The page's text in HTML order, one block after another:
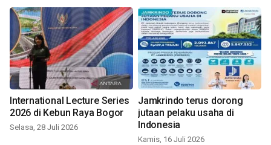
International Lecture Series
2026 di Kebun Raya Bogor
Selasa, 28 Juli 2026
Jamkrindo terus dorong
jutaan pelaku usaha di
Indonesia
Kamis, 16 Juli 2026